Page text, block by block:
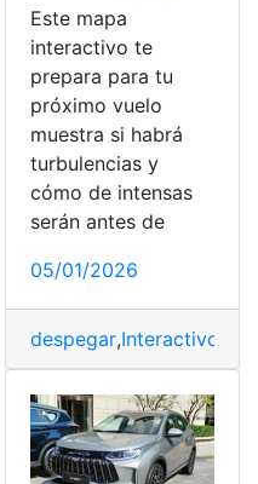
prepara,Quito,Revisión
Este mapa
interactivo te
prepara para tu
próximo vuelo
muestra si habrá
turbulencias y
cómo de intensas
serán antes de
05/01/2026
despegar,Interactivo